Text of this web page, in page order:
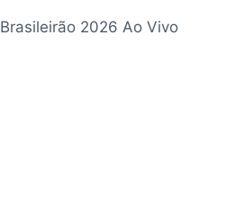
Brasileirão 2026 Ao Vivo